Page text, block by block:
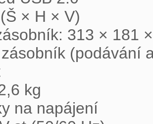
× H × V)
313 × 181
(podávání
kg
na napájení